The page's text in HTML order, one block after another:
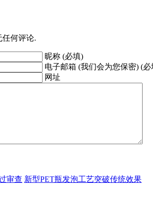
任何评论.
昵称 (必填)
电子邮箱 (我们会为您保密) (必
网址
审查 新型PET瓶发泡工艺突破传统效果